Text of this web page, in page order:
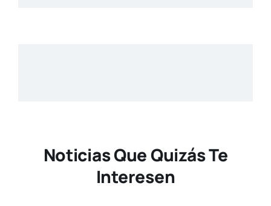
Noticias Que Quizás Te
Interesen